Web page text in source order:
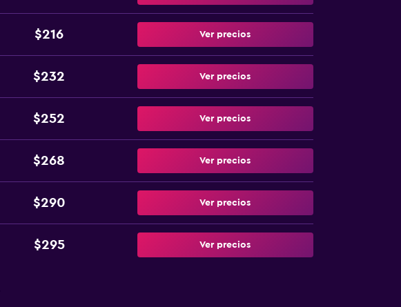
$216 Ver precios
$232 Ver precios
$252 Ver precios
$268 Ver precios
$290 Ver precios
$295 Ver precios